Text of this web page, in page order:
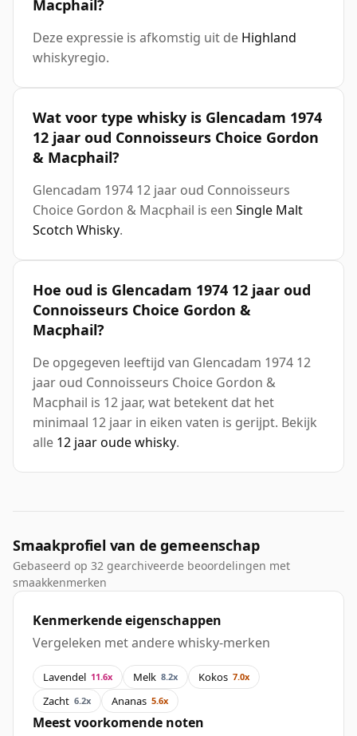
Macphail?
Deze expressie is afkomstig uit de Highland
whiskyregio.
Wat voor type whisky is Glencadam 1974
12 jaar oud Connoisseurs Choice Gordon
& Macphail?
Glencadam 1974 12 jaar oud Connoisseurs
Choice Gordon & Macphail is een Single Malt
Scotch Whisky.
Hoe oud is Glencadam 1974 12 jaar oud
Connoisseurs Choice Gordon &
Macphail?
De opgegeven leeftijd van Glencadam 1974 12
jaar oud Connoisseurs Choice Gordon &
Macphail is 12 jaar, wat betekent dat het
minimaal 12 jaar in eiken vaten is gerijpt. Bekijk
alle 12 jaar oude whisky.
Smaakprofiel van de gemeenschap
Gebaseerd op 32 gearchiveerde beoordelingen met
smaakkenmerken
Kenmerkende eigenschappen
Vergeleken met andere whisky-merken
Lavendel 11.6x Melk 8.2x Kokos 7.0x
Zacht 6.2x Ananas 5.6x
Meest voorkomende noten